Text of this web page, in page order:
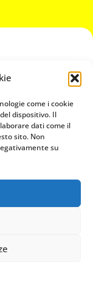
come i cookie
dispositivo. Il
dati come il
sito. Non
su